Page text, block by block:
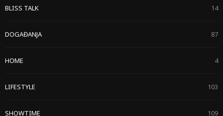
BLISS TALK 14
DOGAĐANJA 87
HOME 4
LIFESTYLE 103
SHOWTIME 109